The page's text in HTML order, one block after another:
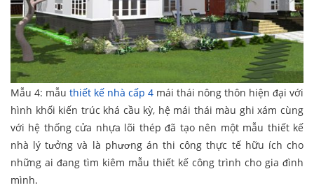
Mẫu 4: mẫu thiết kế nhà cấp 4 mái thái nông thôn hiện đại với
hình khối kiến trúc khá cầu kỳ, hệ mái thái màu ghi xám cùng
với hệ thống cửa nhựa lõi thép đã tạo nên một mẫu thiết kế
nhà lý tưởng và là phương án thi công thực tế hữu ích cho
những ai đang tìm kiêm mẫu thiết kế công trình cho gia đình
mình.